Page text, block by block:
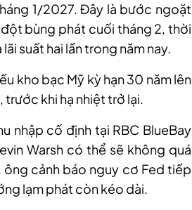
1/2027. Đây là bước ngoặt
bùng phát cuối tháng 2, thời
suất hai lần trong năm nay.
kho bạc Mỹ kỳ hạn 30 năm lên
khi hạ nhiệt trở lại.
nhập cố định tại RBC BlueBay
Warsh có thể sẽ không quá
ông cảnh báo nguy cơ Fed tiếp
lạm phát còn kéo dài.